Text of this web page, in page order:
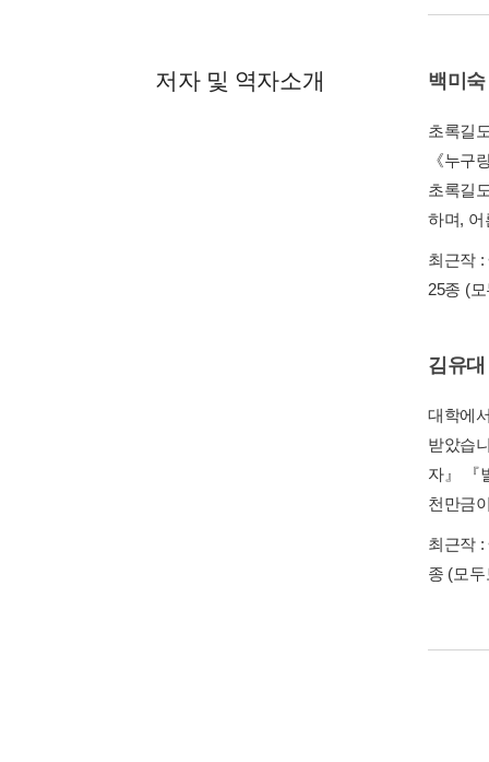
저자 및 역자소개 백미숙
초록길
《누구
초록길
하며, 어
최근작 :
25종 (
김유대
대학에
받았습
자』 『
천만금
최근작 :
종 (모